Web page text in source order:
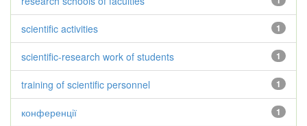
1
scientific activities
1
scientific-research work of students
1
training of scientific personnel
1
конференції